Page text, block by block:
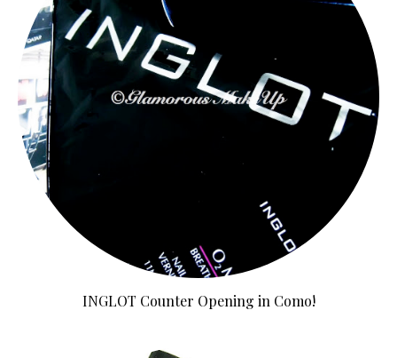
INGLOT Counter Opening in Como!